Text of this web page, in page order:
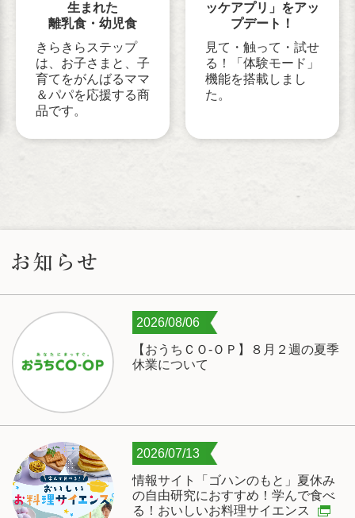
生まれた
離乳食・幼児食
きらきらステップ
は、お子さまと、子
育てをがんばるママ
＆パパを応援する商
品です。
ッケアプリ」をアッ
プデート！
見て・触って・試せ
る！「体験モード」
機能を搭載しまし
た。
お知らせ
2026/08/06
【おうちＣＯ-ＯＰ】８月２週の夏季
休業について
2026/07/13
情報サイト「ゴハンのもと」夏休み
の自由研究におすすめ！学んで食べ
る！おいしいお料理サイエンス